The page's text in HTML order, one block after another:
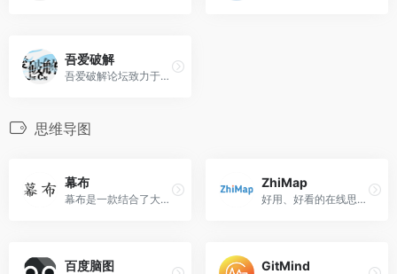
吾爱破解
吾爱破解论坛致力于软件安全与病毒分析的前沿，丰富的技术版块交相辉映，由无数热衷于软件加密解密及反病毒爱好者共同维护
思维导图
幕布
幕布是一款结合了大纲笔记和思维导图的头脑管理工具
ZhiMap
好用、好看的在线思维导图工具，帮助你提高工作效率、学习效率
百度脑图 GitMind